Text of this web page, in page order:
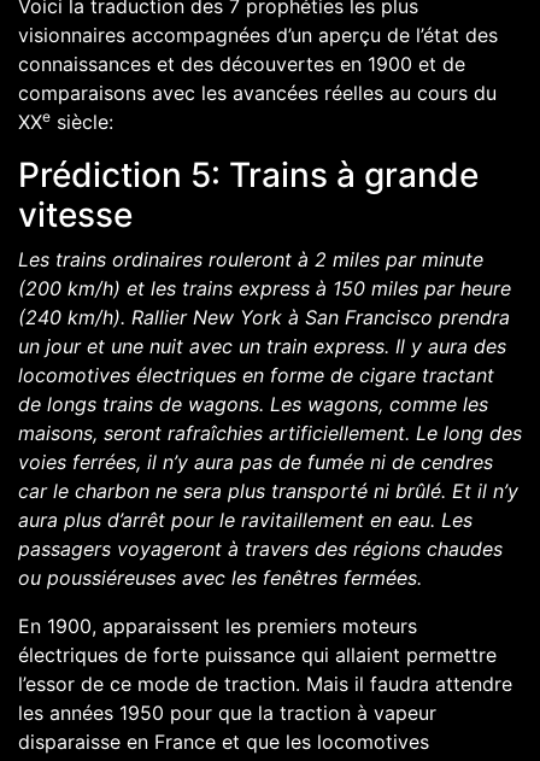
Voici la traduction des 7 prophéties les plus
visionnaires accompagnées d’un aperçu de l’état des
connaissances et des découvertes en 1900 et de
comparaisons avec les avancées réelles au cours du
XXe siècle:
Prédiction 5: Trains à grande
vitesse
Les trains ordinaires rouleront à 2 miles par minute
(200 km/h) et les trains express à 150 miles par heure
(240 km/h). Rallier New York à San Francisco prendra
un jour et une nuit avec un train express. Il y aura des
locomotives électriques en forme de cigare tractant
de longs trains de wagons. Les wagons, comme les
maisons, seront rafraîchies artificiellement. Le long des
voies ferrées, il n’y aura pas de fumée ni de cendres
car le charbon ne sera plus transporté ni brûlé. Et il n’y
aura plus d’arrêt pour le ravitaillement en eau. Les
passagers voyageront à travers des régions chaudes
ou poussiéreuses avec les fenêtres fermées.
En 1900, apparaissent les premiers moteurs
électriques de forte puissance qui allaient permettre
l’essor de ce mode de traction. Mais il faudra attendre
les années 1950 pour que la traction à vapeur
disparaisse en France et que les locomotives